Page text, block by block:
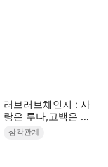
러브러브체인지 : 사
랑은 루나,고백은 한
별,흔들린 건 우주
삼각관계